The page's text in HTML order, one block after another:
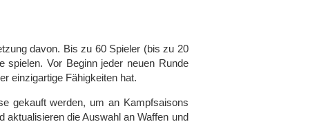
davon. Bis zu 60 Spieler (bis zu 20
spielen. Vor Beginn jeder neuen Runde
einzigartige Fähigkeiten hat.
gekauft werden, um an Kampfsaisons
aktualisieren die Auswahl an Waffen und